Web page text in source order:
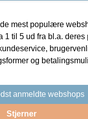
mest populære
1 til 5 ud fra bl.a. deres
og
anmeldte webshops
Stjerner